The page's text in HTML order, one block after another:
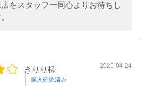
店をスタッフ一同心よりお待ちし
きりり様
購入確認済み
2025-04-24